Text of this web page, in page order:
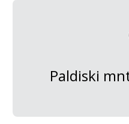
Paldiski